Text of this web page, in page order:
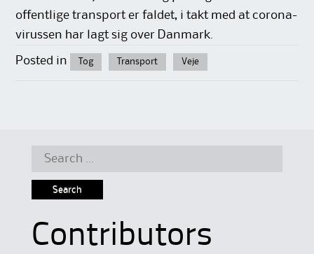
offentlige transport er faldet, i takt med at corona-
virussen har lagt sig over Danmark.
Posted in Tog Transport Veje
Search
Contributors